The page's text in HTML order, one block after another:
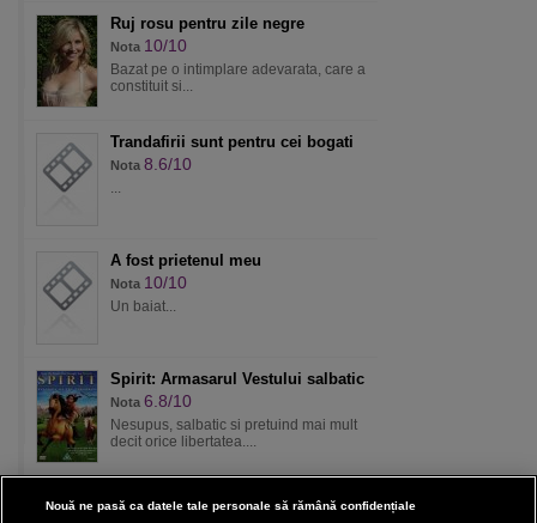
Ruj rosu pentru zile negre
Nota 10/10
Bazat pe o intimplare adevarata, care a
constituit si...
Trandafirii sunt pentru cei bogati
Nota 8.6/10
...
A fost prietenul meu
Nota 10/10
Un baiat...
Spirit: Armasarul Vestului salbatic
Nota 6.8/10
Nesupus, salbatic si pretuind mai mult
decit orice libertatea....
Nouă ne pasă ca datele tale personale să rămână confidențiale